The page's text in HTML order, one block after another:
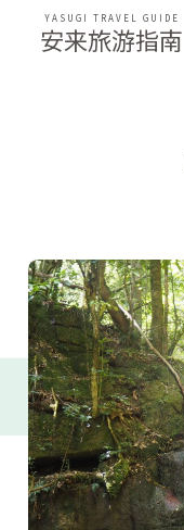
安来旅游指南
YASUGI TRAVEL GUIDE